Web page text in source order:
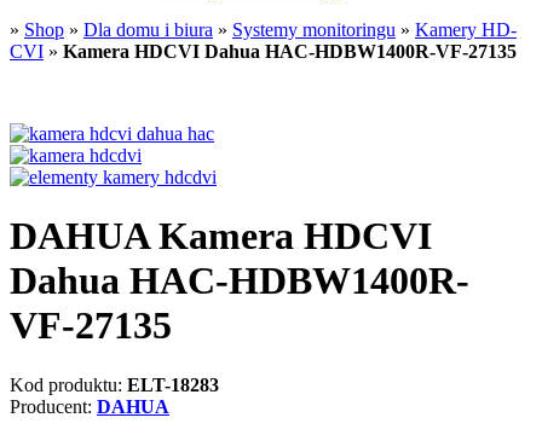
» Shop » Dla domu i biura » Systemy monitoringu » Kamery HD-
CVI » Kamera HDCVI Dahua HAC-HDBW1400R-VF-27135
DAHUA Kamera HDCVI
Dahua HAC-HDBW1400R-
VF-27135
Kod produktu: ELT-18283
Producent: DAHUA